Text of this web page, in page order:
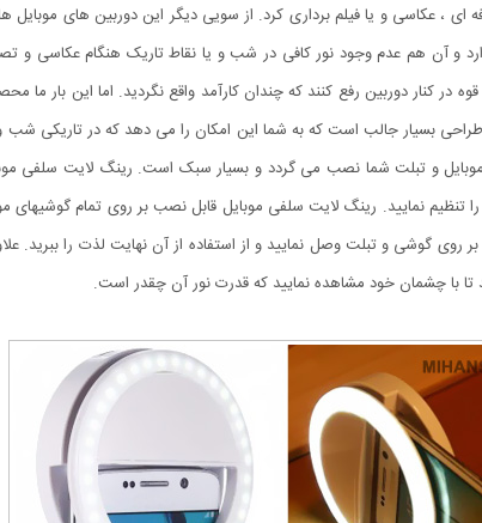
ای ، عکاسی و یا فیلم برداری کرد. از سویی دیگر این دوربین های
و آن هم عدم وجود نور کافی در شب و یا نقاط تاریک هنگام عکاسی و
کنار دوربین رفع کنند که چندان کارآمد واقع نگردید. اما این بار
بسیار جالب است که به شما این امکان را می دهد که در تاریکی شب و
تنظیم نمایید. رینگ لایت سلفی موبایل قابل نصب بر روی تمام
روی گوشی و تبلت وصل نمایید و از استفاده از آن نهایت لذت را
تا با چشمان خود مشاهده نمایید که قدرت نور آن چقدر است.